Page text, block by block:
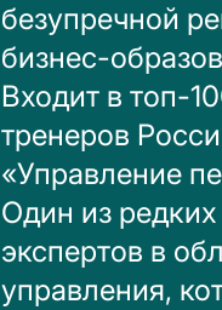
безупречной
бизнес-
Входит в топ-
тренеров
«Управление
Один из
экспертов в
управления,